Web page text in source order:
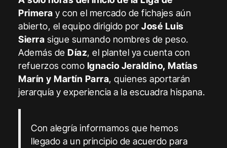
Primera y con el mercado de fichajes aún
abierto, el equipo dirigido porJosé Luis
Sierra sigue sumando nombres de peso.
Además deDíaz, el plantel ya cuenta con
refuerzos como Ignacio Jeraldino, Matías
Marín y Martín Parra, quienes aportarán
jerarquía y experiencia a la escuadra hispana.
Con alegría informamos que hemos
llegado a un principio de acuerdo para